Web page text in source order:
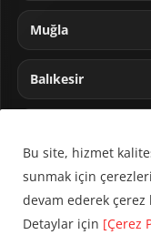
Muğla
Balıkesir
Bu site, hizmet
sunmak için
devam ederek çerez
Detaylar için [Çerez